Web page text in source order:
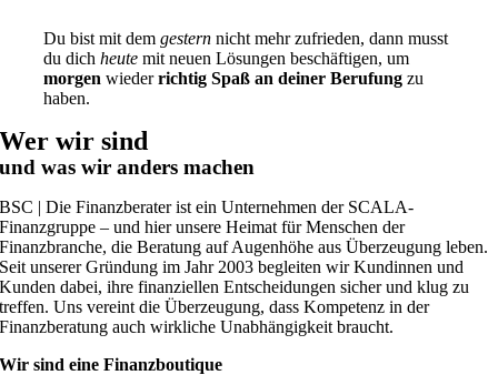
Du bist mit demgestern nicht mehr zufrieden, dann musst
du dichheute mit neuen Lösungen beschäftigen, um
morgen wiederrichtig Spaß an deiner Berufung zu
haben.
Wer wir sind
und was wir anders machen
BSC | Die Finanzberater ist ein Unternehmen der SCALA-
Finanzgruppe – und hier unsere Heimat für Menschen der
Finanzbranche, die Beratung auf Augenhöhe aus Überzeugung leben.
Seit unserer Gründung im Jahr 2003 begleiten wir Kundinnen und
Kunden dabei, ihre finanziellen Entscheidungen sicher und klug zu
treffen. Uns vereint die Überzeugung, dass Kompetenz in der
Finanzberatung auch wirkliche Unabhängigkeit braucht.
Wir sind eine Finanzboutique